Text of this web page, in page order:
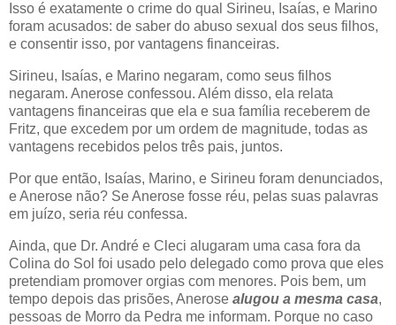
Isso é exatamente o crime do qual Sirineu, Isaías, e Marino
foram acusados: de saber do abuso sexual dos seus filhos,
e consentir isso, por vantagens financeiras.
Sirineu, Isaías, e Marino negaram, como seus filhos
negaram. Anerose confessou. Além disso, ela relata
vantagens financeiras que ela e sua família receberem de
Fritz, que excedem por um ordem de magnitude, todas as
vantagens recebidos pelos três pais, juntos.
Por que então, Isaías, Marino, e Sirineu foram denunciados,
e Anerose não? Se Anerose fosse réu, pelas suas palavras
em juízo, seria réu confessa.
Ainda, que Dr. André e Cleci alugaram uma casa fora da
Colina do Sol foi usado pelo delegado como prova que eles
pretendiam promover orgias com menores. Pois bem, um
tempo depois das prisões, Anerose alugou a mesma casa,
pessoas de Morro da Pedra me informam. Porque no caso